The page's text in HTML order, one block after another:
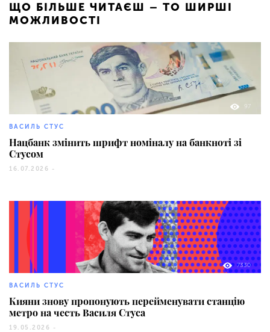
ЩО БІЛЬШЕ ЧИТАЄШ – ТО ШИРШІ
МОЖЛИВОСТІ
97
ВАСИЛЬ СТУС
Нацбанк змінить шрифт номіналу на банкноті зі
Стусом
16.07.2026 -
7330
ВАСИЛЬ СТУС
Кияни знову пропонують перейменувати станцію
метро на честь Василя Стуса
19.05.2026 -